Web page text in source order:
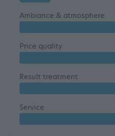
Ambiance & atmosphere
Price quality
Result treatment
Service